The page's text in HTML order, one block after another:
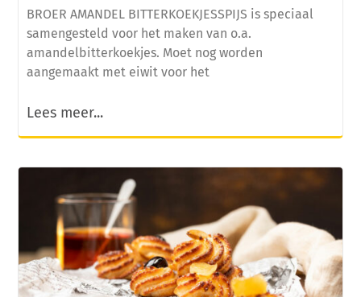
BROER AMANDEL BITTERKOEKJESSPIJS is speciaal
samengesteld voor het maken van o.a.
amandelbitterkoekjes. Moet nog worden
aangemaakt met eiwit voor het
Lees meer...